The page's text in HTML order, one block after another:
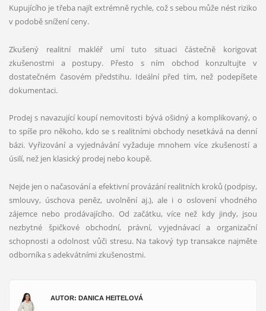
Kupujícího je třeba najít extrémně rychle, což s sebou může nést riziko
v podobě snížení ceny.
Zkušený realitní makléř umí tuto situaci částečně korigovat
zkušenostmi a postupy. Přesto s ním obchod konzultujte v
dostatečném časovém předstihu. Ideální před tím, než podepíšete
dokumentaci.
Prodej s navazující koupí nemovitosti bývá ošidný a komplikovaný, o
to spíše pro někoho, kdo se s realitními obchody nesetkává na denní
bázi. Vyřizování a vyjednávání vyžaduje mnohem více zkušeností a
úsilí, než jen klasický prodej nebo koupě.
Nejde jen o načasování a efektivní provázání realitních kroků (podpisy,
smlouvy, úschova peněz, uvolnění aj.), ale i o oslovení vhodného
zájemce nebo prodávajícího. Od začátku, více než kdy jindy, jsou
nezbytné špičkové obchodní, právní, vyjednávací a organizační
schopnosti a odolnost vůči stresu. Na takový typ transakce najměte
odborníka s adekvátními zkušenostmi.
AUTOR: DANICA HEITELOVÁ